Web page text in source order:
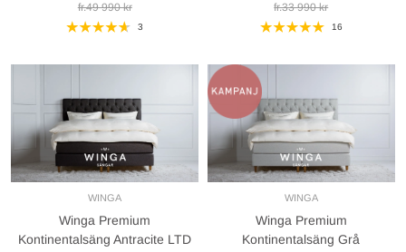
fr.49 990 kr
3
fr.33 990 kr
16
WINGA
Winga Premium
Kontinentalsäng Antracite LTD
WINGA
Winga Premium
Kontinentalsäng Grå